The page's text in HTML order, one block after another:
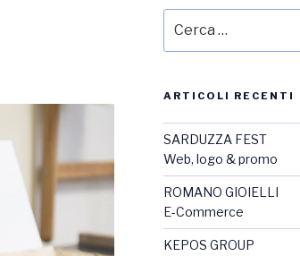
ARTICOLI RECENTI
SARDUZZA FEST
Web, logo & promo
ROMANO GIOIELLI
E-Commerce
KEPOS GROUP